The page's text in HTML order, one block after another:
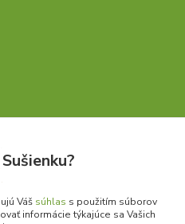
Sušienku?
Váš súhlas s použitím súborov
informácie týkajúce sa Vašich